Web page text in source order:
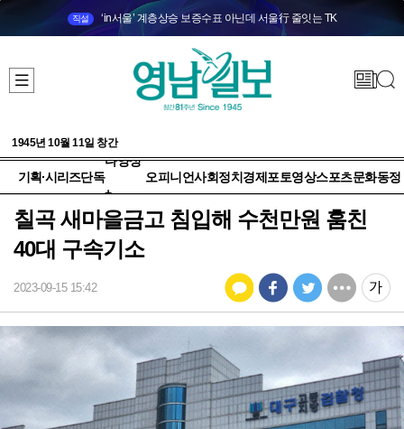
직설 ‘in서울’ 계층상승 보증수표 아닌데 서울行 줄잇는 TK
1945년 10월 11일 창간
기획·시리즈단독
다양성
+
오피니언사회정치 경제 포토영상스포츠문화동정
칠곡 새마을금고 침입해 수천만원 훔친
40대 구속기소
2023-09-15 15:42